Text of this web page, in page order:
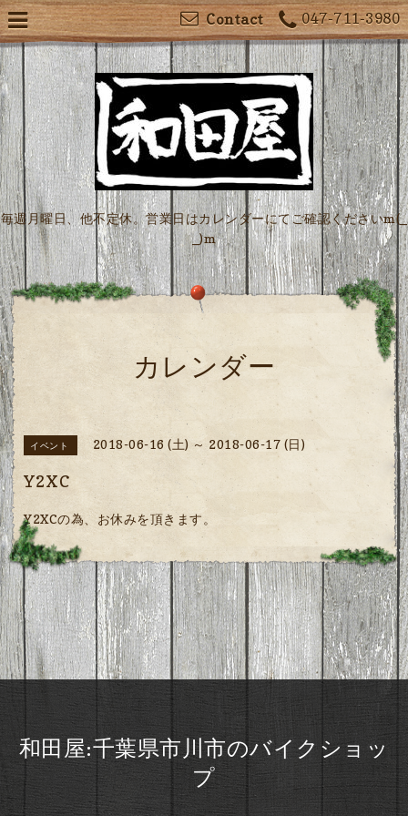
047-711-3980
Contact
毎週月曜日、他不定休。営業日はカレンダーにてご確認くださいm(_
_)m
カレンダー
イベント 2018-06-16 (土) ～ 2018-06-17 (日)
Y2XC
Y2XCの為、お休みを頂きます。
和田屋:千葉県市川市のバイクショッ
プ